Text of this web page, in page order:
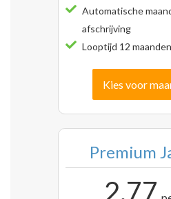
Automatische
afschrijving
Looptijd 12 maanden
Kies voor
Premium
2,77